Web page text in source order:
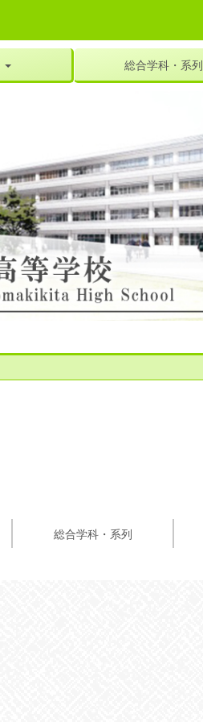
総合学科・系列
総合学科・系列